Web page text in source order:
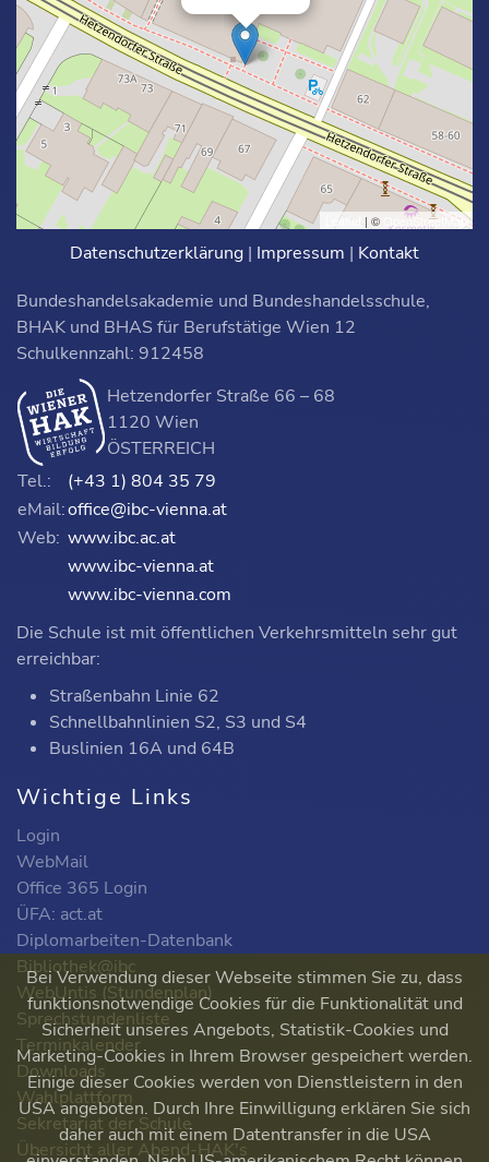
Leaflet | © OpenStreetMap
Datenschutzerklärung | Impressum | Kontakt
Bundeshandelsakademie und Bundeshandelsschule,
BHAK und BHAS für Berufstätige Wien 12
Schulkennzahl: 912458
Hetzendorfer Straße 66 – 68
1120 Wien
ÖSTERREICH
Tel.:
(+43 1) 804 35 79
eMail:office@ibc-vienna.at
Web: www.ibc.ac.at
www.ibc-vienna.at
www.ibc-vienna.com
Die Schule ist mit öffentlichen Verkehrsmitteln sehr gut
erreichbar:
Straßenbahn Linie 62
Schnellbahnlinien S2, S3 und S4
Buslinien 16A und 64B
Wichtige Links
Login
WebMail
Office 365 Login
ÜFA: act.at
Diplomarbeiten-Datenbank
Bibliothek@ibc
WebUntis (Stundenplan)
Sprechstundenliste
Terminkalender
Downloads
Wahlplattform
Sekretariat der Schule
Übersicht aller Abend-HAK's
Bei Verwendung dieser Webseite stimmen Sie zu, dass
funktionsnotwendige Cookies für die Funktionalität und
Sicherheit unseres Angebots, Statistik-Cookies und
Marketing-Cookies in Ihrem Browser gespeichert werden.
Einige dieser Cookies werden von Dienstleistern in den
USA angeboten. Durch Ihre Einwilligung erklären Sie sich
daher auch mit einem Datentransfer in die USA